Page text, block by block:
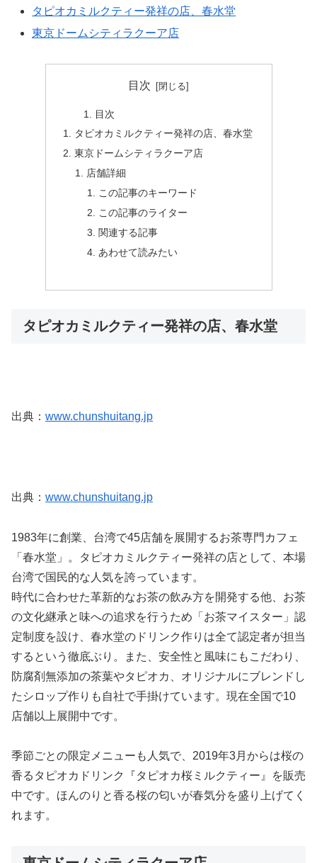
タピオカミルクティー発祥の店、春水堂
東京ドームシティラクーア店
目次
目次
タピオカミルクティー発祥の店、春水堂
東京ドームシティラクーア店
店舗詳細
この記事のキーワード
この記事のライター
関連する記事
あわせて読みたい
タピオカミルクティー発祥の店、春水堂
出典： www.chunshuitang.jp
出典： www.chunshuitang.jp
1983年に創業、台湾で45店舗を展開するお茶専門カフェ
「春水堂」。タピオカミルクティー発祥の店として、本場
台湾で国民的な人気を誇っています。
時代に合わせた革新的なお茶の飲み方を開発する他、お茶
の文化継承と味への追求を行うため「お茶マイスター」認
定制度を設け、春水堂のドリンク作りは全て認定者が担当
するという徹底ぶり。また、安全性と風味にもこだわり、
防腐剤無添加の茶葉やタピオカ、オリジナルにブレンドし
たシロップ作りも自社で手掛けています。現在全国で10
店舗以上展開中です。
季節ごとの限定メニューも人気で、2019年3月からは桜の
香るタピオカドリンク『タピオカ桜ミルクティー』を販売
中です。ほんのりと香る桜の匂いが春気分を盛り上げてく
れます。